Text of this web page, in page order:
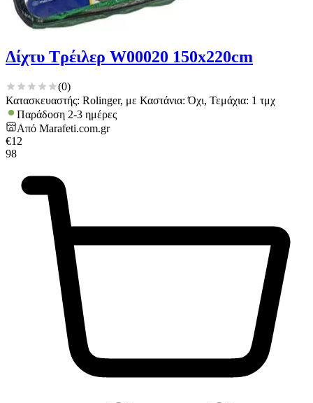
Δίχτυ Τρέιλερ W00020 150x220cm
(0)
Κατασκευαστής: Rolinger, με Καστάνια: Όχι, Τεμάχια: 1 τμχ
Παράδοση 2-3 ημέρες
Από Marafeti.com.gr
€12
98